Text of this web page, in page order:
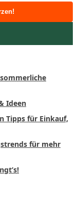
Ideen
Tipps für Einkauf,
für mehr